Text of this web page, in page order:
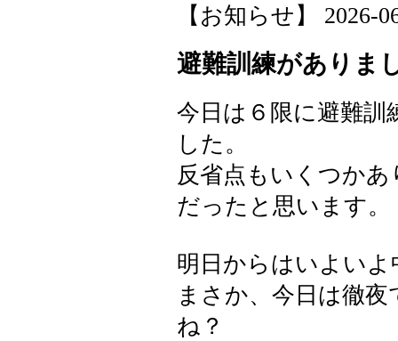
【お知らせ】 2026-
避難訓練がありま
今日は６限に避難訓
した。
反省点もいくつか
だったと思います。
明日からはいよい
まさか、今日は徹
ね？